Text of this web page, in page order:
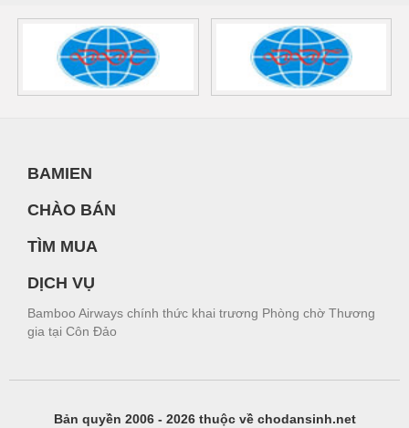
BAMIEN
CHÀO BÁN
TÌM MUA
DỊCH VỤ
Bamboo Airways chính thức khai trương Phòng chờ Thương
gia tại Côn Đảo
Bản quyền 2006 - 2026 thuộc về chodansinh.net